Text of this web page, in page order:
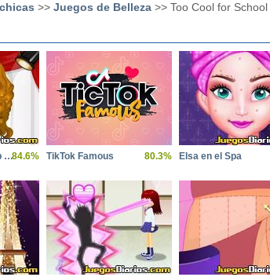
>> Juegos de Belleza >> Too Cool for School
Miss Universe Prep Makeover84.6% TikTok Famous 80.3% Elsa en el Spa